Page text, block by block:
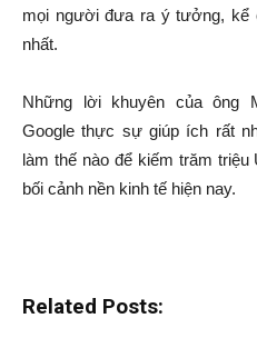
mọi người đưa ra ý tưởng, kể
nhất.
Những lời khuyên của ông
Google thực sự giúp ích rất
làm thế nào để kiếm trăm
bối cảnh nền kinh tế hiện nay.
Related Posts: